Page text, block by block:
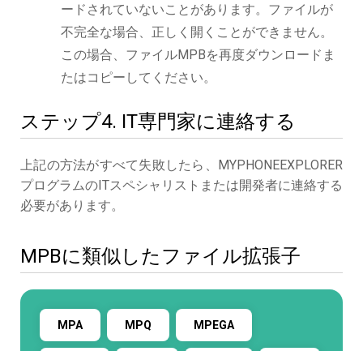
ードされていないことがあります。ファイルが
不完全な場合、正しく開くことができません。
この場合、ファイルMPBを再度ダウンロードま
たはコピーしてください。
ステップ4. IT専門家に連絡する
上記の方法がすべて失敗したら、MYPHONEEXPLORER
プログラムのITスペシャリストまたは開発者に連絡する
必要があります。
MPBに類似したファイル拡張子
MPA MPQ MPEGA